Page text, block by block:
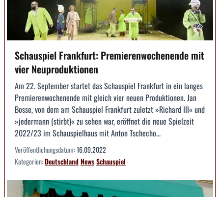
Schauspiel Frankfurt: Premierenwochenende mit
vier Neuproduktionen
Am 22. September startet das Schauspiel Frankfurt in ein langes
Premierenwochenende mit gleich vier neuen Produktionen. Jan
Bosse, von dem am Schauspiel Frankfurt zuletzt »Richard III« und
»jedermann (stirbt)« zu sehen war, eröffnet die neue Spielzeit
2022/23 im Schauspielhaus mit Anton Tschecho...
Veröffentlichungsdatum:16.09.2022
Kategorien:DeutschlandNewsSchauspiel